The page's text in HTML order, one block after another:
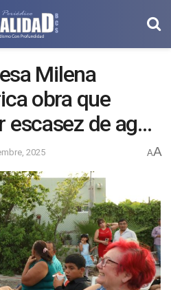
Milena
obra que
de agua
de La
2025 AA